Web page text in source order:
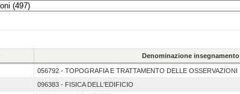
Denominazione insegnamento
056792 - TOPOGRAFIA E TRATTAMENTO DELLE OSSERVAZIONI
096383 - FISICA DELL'EDIFICIO